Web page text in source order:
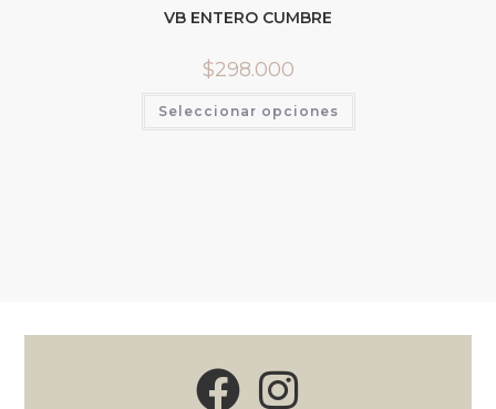
VB ENTERO CUMBRE
$298.000
Seleccionar opciones